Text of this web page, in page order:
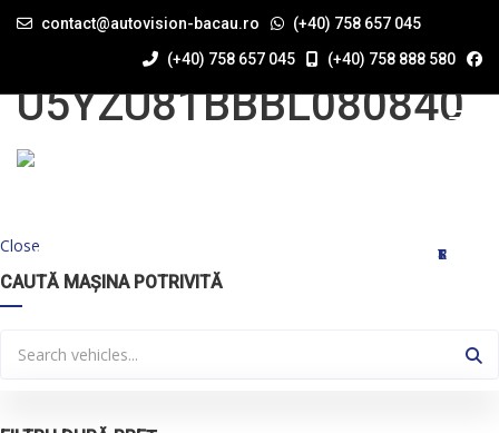
contact@autovision-bacau.ro
(+40) 758 657 045
(+40) 758 657 045
(+40) 758 888 580
ACASĂ STIRI
SERIA VIN:
U5YZU81BBBL080840
Close
CAUTĂ MAȘINA POTRIVITĂ